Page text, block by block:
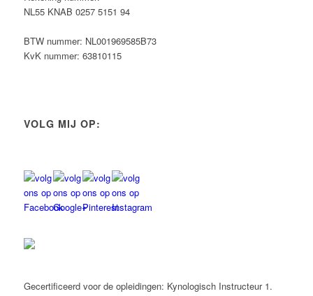
NL55 KNAB 0257 5151 94
BTW nummer: NL001969585B73
KvK nummer: 63810115
VOLG MIJ OP:
Gecertificeerd voor de opleidingen: Kynologisch Instructeur 1.